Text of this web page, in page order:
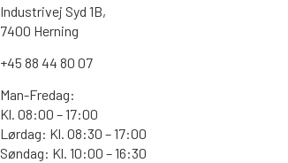
Industrivej Syd 1B,
7400 Herning
+45 88 44 80 07
Man-Fredag:
Kl. 08:00 – 17:00
Lørdag: Kl. 08:30 – 17:00
Søndag: Kl. 10:00 – 16:30